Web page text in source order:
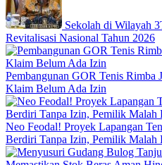
Sekolah di Wilayah
Revitalisasi Nasional Tahun 2026
Pembangunan GOR Tenis Rimba
Klaim Belum Ada Izin
Neo Feodal! Proyek Lapangan
Berdiri Tanpa Izin, Pemilik Malah